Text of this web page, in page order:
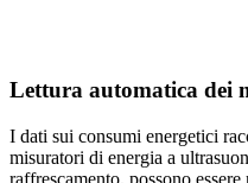
Lettura automatica dei
I dati sui consumi energetici
misuratori di energia a